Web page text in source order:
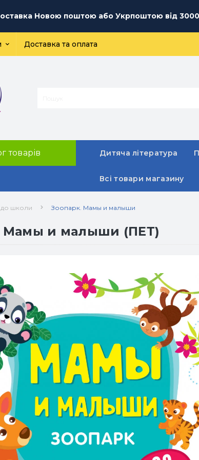
Новою поштою або Укрпоштою від
Доставка та оплата
товарів Дитяча література
Всі товари магазину
до школи Зоопарк. Мамы и малыши
Мамы и малыши (ПЕТ)